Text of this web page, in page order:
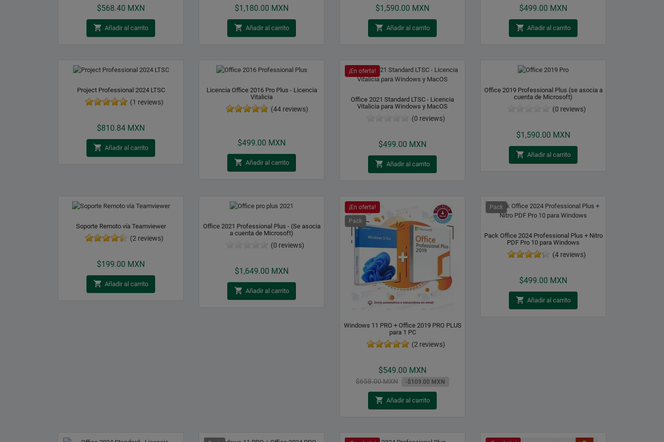
$568.40 MXN
 Añadir al carrito
$1,180.00 MXN
 Añadir al carrito
$1,590.00 MXN
 Añadir al carrito
$499.00 MXN
 Añadir al carrito
Project Professional 2024 LTSC
(1 reviews)
$810.84 MXN
 Añadir al carrito
Licencia Office 2016 Pro Plus - Licencia
Vitalicia
(44 reviews)
$499.00 MXN
 Añadir al carrito
¡En oferta!
Office 2021 Standard LTSC - Licencia
Vitalicia para Windows y MacOS
(0 reviews)
$499.00 MXN
 Añadir al carrito
Office 2019 Professional Plus (se asocia a
cuenta de Microsoft)
(0 reviews)
$1,590.00 MXN
 Añadir al carrito
Soporte Remoto vía Teamviewer
(2 reviews)
$199.00 MXN
 Añadir al carrito
Office 2021 Professional Plus - (Se asocia
a cuenta de Microsoft)
(0 reviews)
$1,649.00 MXN
 Añadir al carrito
¡En oferta!
Pack
Windows 11 PRO + Office 2019 PRO PLUS
para 1 PC
(2 reviews)
$549.00 MXN
Precio
base
$658.00 MXN -$109.00 MXN
 Añadir al carrito
Pack
Pack Office 2024 Professional Plus + Nitro
PDF Pro 10 para Windows
(4 reviews)
$499.00 MXN
 Añadir al carrito